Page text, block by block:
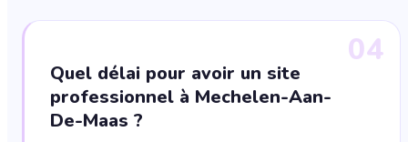
04
Quel délai pour avoir un site
professionnel à Mechelen-Aan-
De-Maas ?